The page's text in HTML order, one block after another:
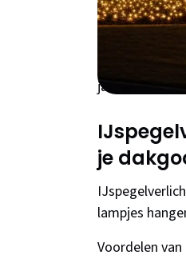
De keuze
Sommige
schreeuwen
jaar weer de
je
lampjes
Voordelen